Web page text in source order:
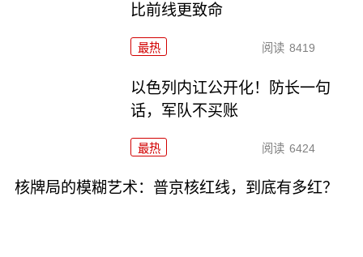
比前线更致命
最热 阅读 8419
以色列内讧公开化！防长一句
话，军队不买账
最热 阅读 6424
核牌局的模糊艺术：普京核红线，到底有多红？